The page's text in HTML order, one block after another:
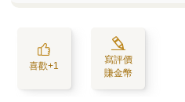
喜歡+1
寫評價
賺金幣